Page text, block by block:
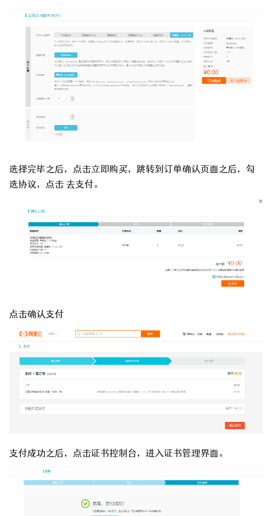
选择完毕之后，点击立即购买，跳转到订单确认页面之后，勾
选协议，点击 去支付。
点击确认支付
支付成功之后，点击证书控制台，进入证书管理界面。